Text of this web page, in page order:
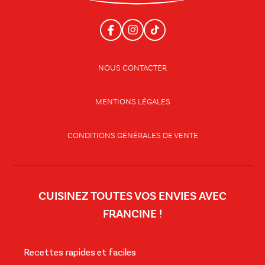
NOUS CONTACTER
MENTIONS LÉGALES
CONDITIONS GÉNÉRALES DE VENTE
CUISINEZ TOUTES VOS ENVIES AVEC
FRANCINE !
Recettes rapides et faciles